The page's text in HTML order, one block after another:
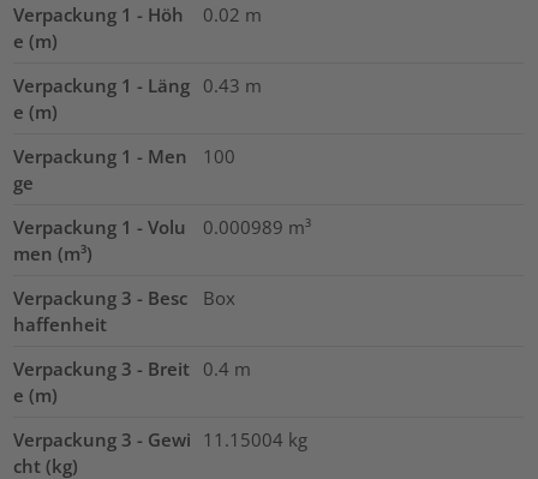
Verpackung 1 - Höh
e (m)
0.02 m
Verpackung 1 - Läng
e (m)
0.43 m
Verpackung 1 - Men
ge
100
Verpackung 1 - Volu
men (m³)
0.000989 m³
Verpackung 3 - Besc
haffenheit
Box
Verpackung 3 - Breit
e (m)
0.4 m
Verpackung 3 - Gewi
cht (kg)
11.15004 kg